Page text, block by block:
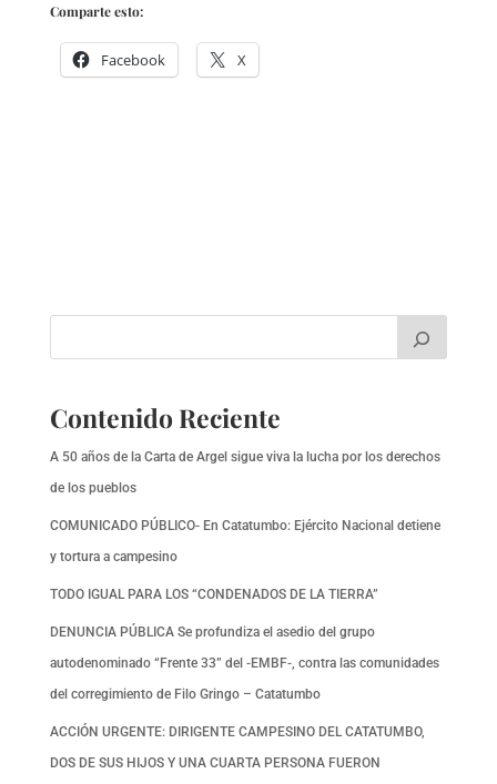
Comparte esto:
Facebook X
Contenido Reciente
A 50 años de la Carta de Argel sigue viva la lucha por los derechos
de los pueblos
COMUNICADO PÚBLICO- En Catatumbo: Ejército Nacional detiene
y tortura a campesino
TODO IGUAL PARA LOS “CONDENADOS DE LA TIERRA”
DENUNCIA PÚBLICA Se profundiza el asedio del grupo
autodenominado “Frente 33” del -EMBF-, contra las comunidades
del corregimiento de Filo Gringo – Catatumbo
ACCIÓN URGENTE: DIRIGENTE CAMPESINO DEL CATATUMBO,
DOS DE SUS HIJOS Y UNA CUARTA PERSONA FUERON